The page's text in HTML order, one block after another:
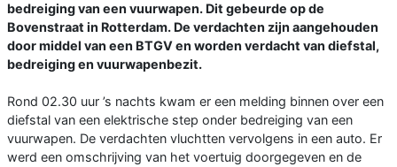
bedreiging van een vuurwapen. Dit gebeurde op de
Bovenstraat in Rotterdam. De verdachten zijn aangehouden
door middel van een BTGV en worden verdacht van diefstal,
bedreiging en vuurwapenbezit.
Rond 02.30 uur ’s nachts kwam er een melding binnen over een
diefstal van een elektrische step onder bedreiging van een
vuurwapen. De verdachten vluchtten vervolgens in een auto. Er
werd een omschrijving van het voertuig doorgegeven en de